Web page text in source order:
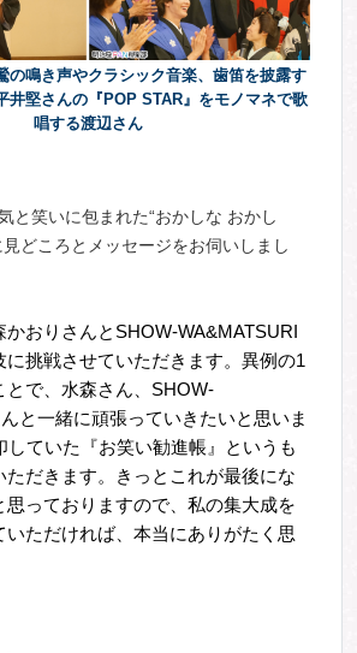
の鳴き声やクラシック音楽、歯笛を披露す
井堅さんの『POP STAR』をモノマネで歌
唱する渡辺さん
と笑いに包まれた“おかしな おかし
どころとメッセージをお伺いしまし
おりさんとSHOW-WA&MATSURI
に挑戦させていただきます。異例の1
とで、水森さん、SHOW-
と一緒に頑張っていきたいと思いま
していた『お笑い勧進帳』というも
ただきます。きっとこれが最後にな
思っておりますので、私の集大成を
いただければ、本当にありがたく思